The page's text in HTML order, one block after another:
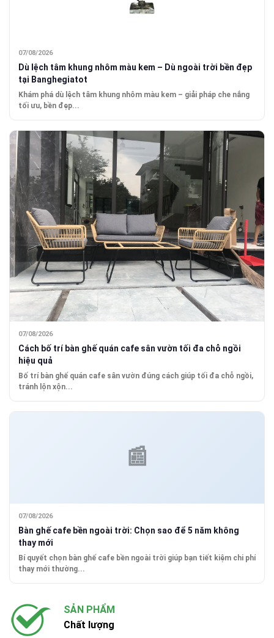
07/08/2026
Dù lệch tâm khung nhôm màu kem – Dù ngoài trời bền đẹp
tại Banghegiatot
Khám phá dù lệch tâm khung nhôm màu kem – giải pháp che nắng
tối ưu, bền đẹp...
07/08/2026
Cách bố trí bàn ghế quán cafe sân vườn tối đa chỗ ngồi
hiệu quả
Bố trí bàn ghế quán cafe sân vườn đúng cách giúp tối đa chỗ ngồi,
tránh lộn xộn...
07/08/2026
Bàn ghế cafe bền ngoài trời: Chọn sao để 5 năm không
thay mới
Bí quyết chọn bàn ghế cafe bền ngoài trời giúp bạn tiết kiệm chi phí
thay mới thường...
SẢN PHẨM
Chất lượng